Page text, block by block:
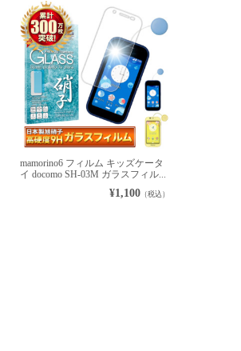
mamorino6 フィルム キッズケータ
イ docomo SH-03M ガラスフィル...
¥1,100（税込）